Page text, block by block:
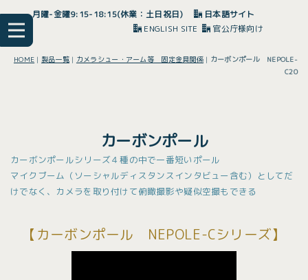
月曜-金曜9:15-18:15(休業：土日祝日)
日本語サイト
ENGLISH SITE
官公庁様向け
HOME | 製品一覧 | カメラシュー・アーム等 固定金具関係| カーボンポール NEPOLE-
C20
カーボンポール
カーボンポールシリーズ４種の中で一番短いポール
マイクブーム（ソーシャルディスタンスインタビュー含む）としてだ
けでなく、カメラを取り付けて俯瞰撮影や疑似空撮もできる
【カーボンポール NEPOLE-Cシリーズ】